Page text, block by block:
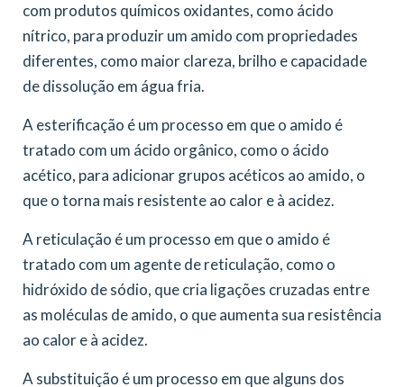
com produtos químicos oxidantes, como ácido
nítrico, para produzir um amido com propriedades
diferentes, como maior clareza, brilho e capacidade
de dissolução em água fria.
A esterificação é um processo em que o amido é
tratado com um ácido orgânico, como o ácido
acético, para adicionar grupos acéticos ao amido, o
que o torna mais resistente ao calor e à acidez.
A reticulação é um processo em que o amido é
tratado com um agente de reticulação, como o
hidróxido de sódio, que cria ligações cruzadas entre
as moléculas de amido, o que aumenta sua resistência
ao calor e à acidez.
A substituição é um processo em que alguns dos